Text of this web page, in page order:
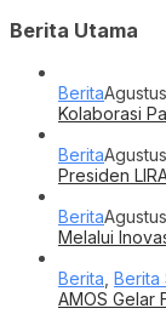
Berita Utama
Berita
Kolaborasi
Berita
Presiden
Berita
Melalui
Berita Berita
AMOS Gelar